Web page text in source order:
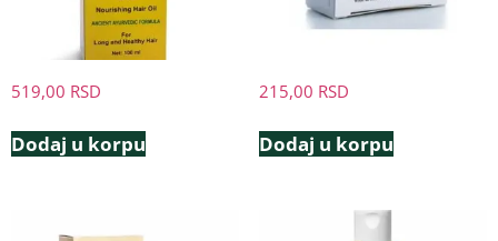
519,00 RSD
Dodaj u korpu
215,00 RSD
Dodaj u korpu